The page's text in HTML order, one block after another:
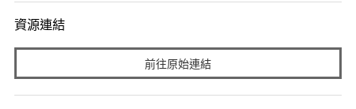
資源連結
前往原始連結